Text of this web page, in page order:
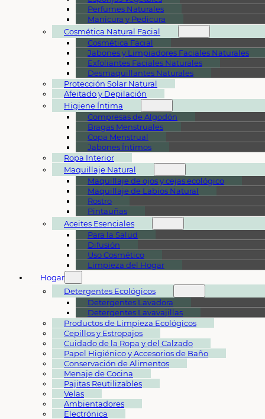
Perfumes Naturales
Manicura y Pedicura
Cosmética Natural Facial
Cosmética Facial
Jabones y Limpiadores Faciales Naturales
Exfoliantes Faciales Naturales
Desmaquillantes Naturales
Protección Solar Natural
Afeitado y Depilación
Higiene Íntima
Compresas de Algodón
Bragas Menstruales
Copa Menstrual
Jabones Íntimos
Ropa Interior
Maquillaje Natural
Maquillaje de ojos y cejas ecológico
Maquillaje de Labios Natural
Rostro
Pintauñas
Aceites Esenciales
Para la Salud
Difusión
Uso Cosmético
Limpieza del Hogar
Hogar
Detergentes Ecológicos
Detergentes Lavadora
Detergentes Lavavajillas
Productos de Limpieza Ecológicos
Cepillos y Estropajos
Cuidado de la Ropa y del Calzado
Papel Higiénico y Accesorios de Baño
Conservación de Alimentos
Menaje de Cocina
Pajitas Reutilizables
Velas
Ambientadores
Electrónica